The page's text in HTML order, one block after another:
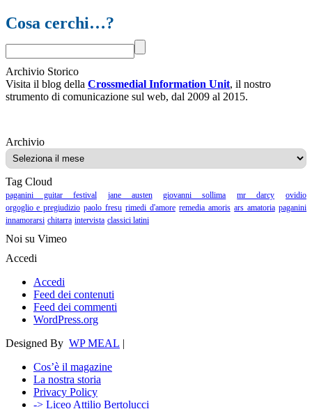
Cosa cerchi…?
Archivio Storico
Visita il blog della Crossmedial Information Unit, il nostro
strumento di comunicazione sul web, dal 2009 al 2015.
ArchivioArchivio
Tag Cloud
paganini guitar festival jane austen giovanni sollima mr darcy
ovidio
orgoglio e pregiudizio paolo fresu rimedi d'amore remedia amoris ars amatoria paganini
innamorarsi chitarra intervista classici latini
Noi su Vimeo
Accedi
Accedi
Feed dei contenuti
Feed dei commenti
WordPress.org
Designed By WP MEAL |
Cos’è il magazine
La nostra storia
Privacy Policy
-> Liceo Attilio Bertolucci